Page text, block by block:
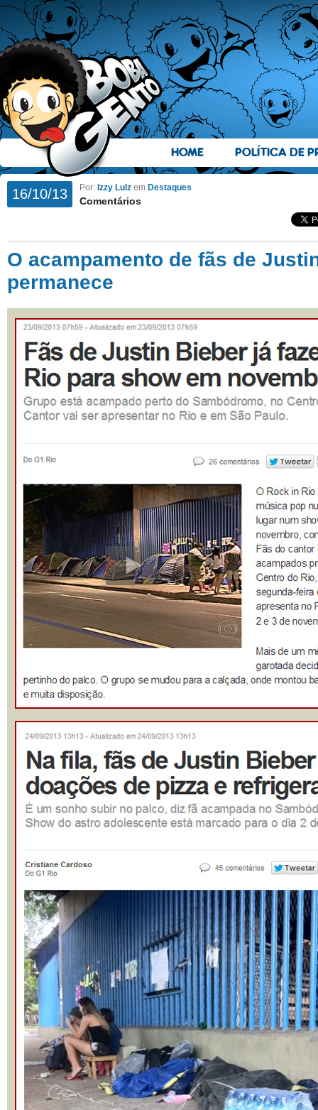
HOME POLÍTICA DE
16/10/13 Por: Izzy Lulz em Destaques
Comentários
O acampamento de fãs de
permanece